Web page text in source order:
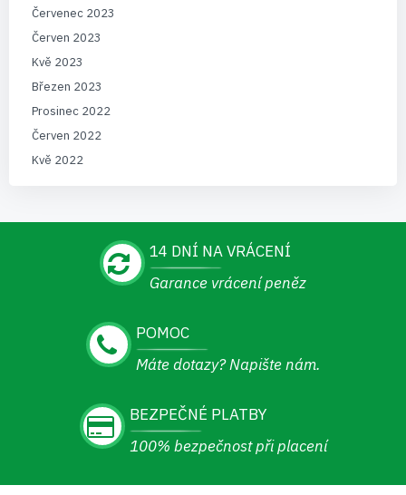
Červenec 2023
Červen 2023
Kvě 2023
Březen 2023
Prosinec 2022
Červen 2022
Kvě 2022
14 DNÍ NA VRÁCENÍ
Garance vrácení peněz
POMOC
Máte dotazy? Napište nám.
BEZPEČNÉ PLATBY
100% bezpečnost při placení